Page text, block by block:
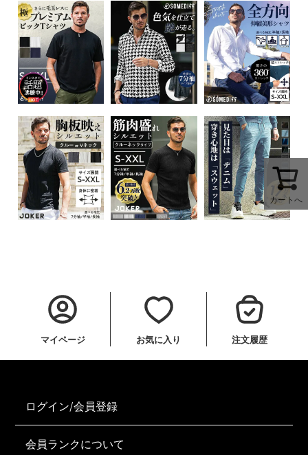
カートへ
マイページ お気に入り 注文履歴
ログイン/会員登録
会員ランクについて